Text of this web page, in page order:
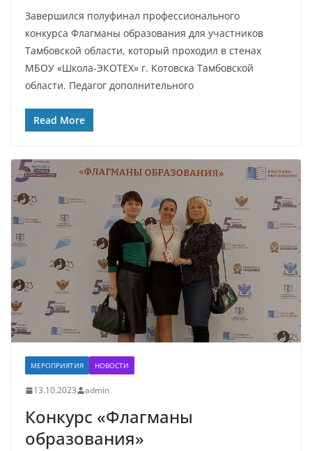
Завершился полуфинал профессионального
конкурса Флагманы образования для участников
Тамбовской области, который проходил в стенах
МБОУ «Школа-ЭКОТЕХ» г. Котовска Тамбовской
области. Педагог дополнительного
Read More
МЕРОПРИЯТИЯ НОВОСТИ
13.10.2023 admin
Конкурс «Флагманы
образования»